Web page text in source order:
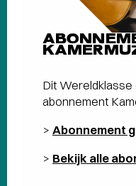
Dit
abonnement
> Abonnement
> Bekijk alle